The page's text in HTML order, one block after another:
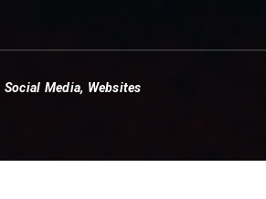
Social Media, Websites